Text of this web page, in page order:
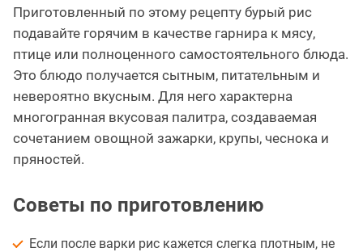
Приготовленный по этому рецепту бурый рис
подавайте горячим в качестве гарнира к мясу,
птице или полноценного самостоятельного блюда.
Это блюдо получается сытным, питательным и
невероятно вкусным. Для него характерна
многогранная вкусовая палитра, создаваемая
сочетанием овощной зажарки, крупы, чеснока и
пряностей.
Советы по приготовлению
Если после варки рис кажется слегка плотным, не